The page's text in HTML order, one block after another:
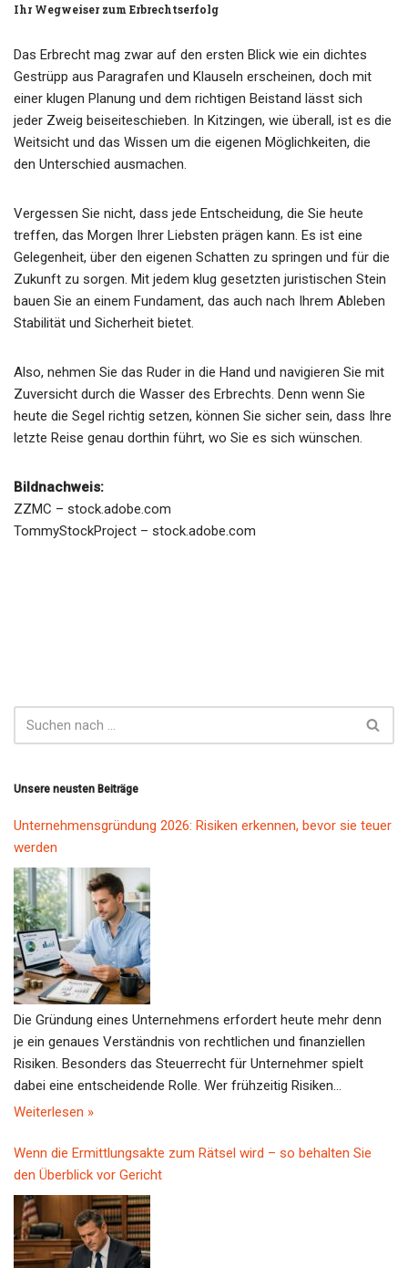
Ihr Wegweiser zum Erbrechtserfolg
Das Erbrecht mag zwar auf den ersten Blick wie ein dichtes
Gestrüpp aus Paragrafen und Klauseln erscheinen, doch mit
einer klugen Planung und dem richtigen Beistand lässt sich
jeder Zweig beiseiteschieben. In Kitzingen, wie überall, ist es die
Weitsicht und das Wissen um die eigenen Möglichkeiten, die
den Unterschied ausmachen.
Vergessen Sie nicht, dass jede Entscheidung, die Sie heute
treffen, das Morgen Ihrer Liebsten prägen kann. Es ist eine
Gelegenheit, über den eigenen Schatten zu springen und für die
Zukunft zu sorgen. Mit jedem klug gesetzten juristischen Stein
bauen Sie an einem Fundament, das auch nach Ihrem Ableben
Stabilität und Sicherheit bietet.
Also, nehmen Sie das Ruder in die Hand und navigieren Sie mit
Zuversicht durch die Wasser des Erbrechts. Denn wenn Sie
heute die Segel richtig setzen, können Sie sicher sein, dass Ihre
letzte Reise genau dorthin führt, wo Sie es sich wünschen.
Bildnachweis:
ZZMC – stock.adobe.com
TommyStockProject – stock.adobe.com
Unsere neusten Beiträge
Unternehmensgründung 2026: Risiken erkennen, bevor sie teuer
werden
Die Gründung eines Unternehmens erfordert heute mehr denn
je ein genaues Verständnis von rechtlichen und finanziellen
Risiken. Besonders das Steuerrecht für Unternehmer spielt
dabei eine entscheidende Rolle. Wer frühzeitig Risiken
identifiziert und Steuern optimiert, legt den Grundstein für
ErfolgBei der Unternehmensgründung 2026 ist das Steuerrecht
ein zentraler Faktor. Die Komplexität der gesetzlichen Vorgaben
steigt kontinuierlich, und Fehler können schnell zu hohen
Nachzahlungen führen. Unternehmer sollten sich daher
umfassend informieren, um steuerliche Fallstricke zu
vermeiden. Dazu gehört, die verschiedenen Steuerarten sowie
Weiterlesen »
Wenn die Ermittlungsakte zum Rätsel wird – so behalten Sie
den Überblick vor Gericht